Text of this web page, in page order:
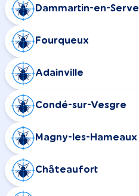
Dammartin-en-Serve
Fourqueux
Adainville
Condé-sur-Vesgre
Magny-les-Hameaux
Châteaufort